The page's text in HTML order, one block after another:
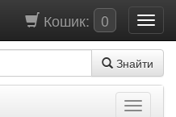
Кошик: 0
Знайти